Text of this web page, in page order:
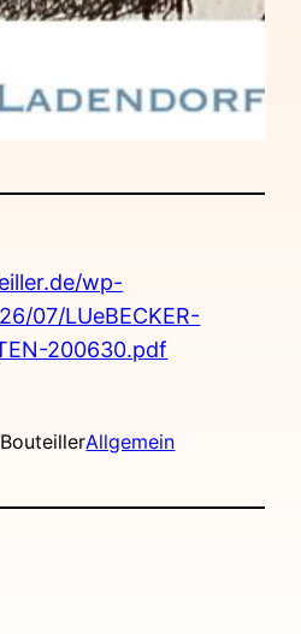
wp-
07/LUeBECKER-
200630.pdf
Allgemein